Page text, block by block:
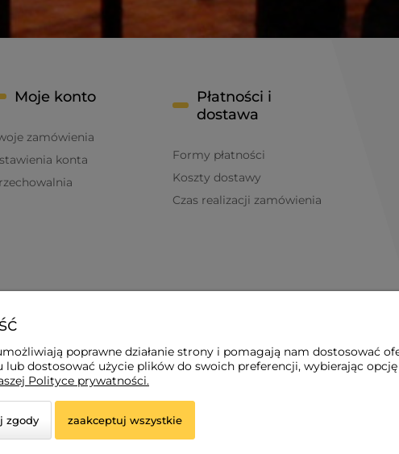
Moje konto
zamówienia
konta
Płatności i
dostawa
Formy płatności
Koszty dostawy
Czas realizacji zamówienia
poprawne działanie strony i pomagają nam dostosować
dostosować użycie plików do swoich preferencji, wybierając
Polityce prywatności.
zgody zaakceptuj wszystkie